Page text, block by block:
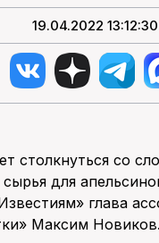
19.04.2022 13:12:30
столкнуться со
для
глава
Максим Новиков.